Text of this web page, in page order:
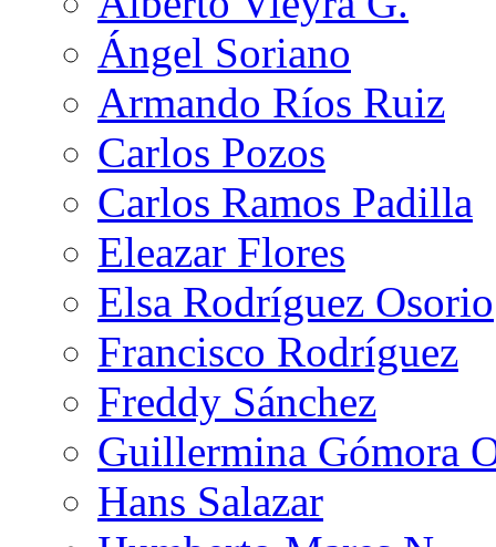
Ángel Soriano
Armando Ríos Ruiz
Carlos Pozos
Carlos Ramos Padilla
Eleazar Flores
Elsa Rodríguez Osorio
Francisco Rodríguez
Freddy Sánchez
Guillermina Gómora
Hans Salazar